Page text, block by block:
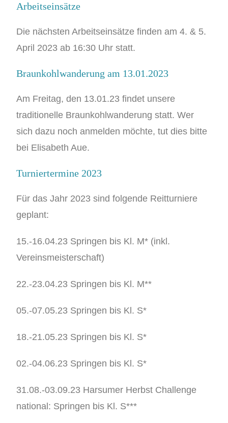
Arbeitseinsätze
Die nächsten Arbeitseinsätze finden am 4. & 5.
April 2023 ab 16:30 Uhr statt.
Braunkohlwanderung am 13.01.2023
Am Freitag, den 13.01.23 findet unsere
traditionelle Braunkohlwanderung statt. Wer
sich dazu noch anmelden möchte, tut dies bitte
bei Elisabeth Aue.
Turniertermine 2023
Für das Jahr 2023 sind folgende Reitturniere
geplant:
15.-16.04.23 Springen bis Kl. M* (inkl.
Vereinsmeisterschaft)
22.-23.04.23 Springen bis Kl. M**
05.-07.05.23 Springen bis Kl. S*
18.-21.05.23 Springen bis Kl. S*
02.-04.06.23 Springen bis Kl. S*
31.08.-03.09.23 Harsumer Herbst Challenge
national: Springen bis Kl. S***